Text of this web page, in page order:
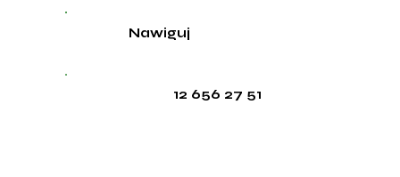
12 656 27 51
Nawiguj